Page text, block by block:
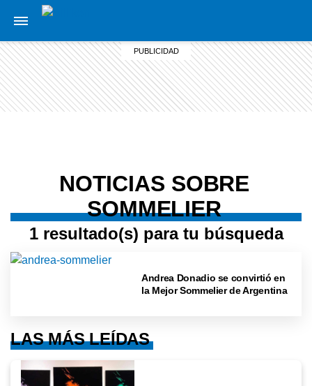
NOTICIAS SOBRE
SOMMELIER
1 resultado(s) para tu búsqueda
Andrea Donadio se convirtió en
la Mejor Sommelier de Argentina
LAS MÁS LEÍDAS